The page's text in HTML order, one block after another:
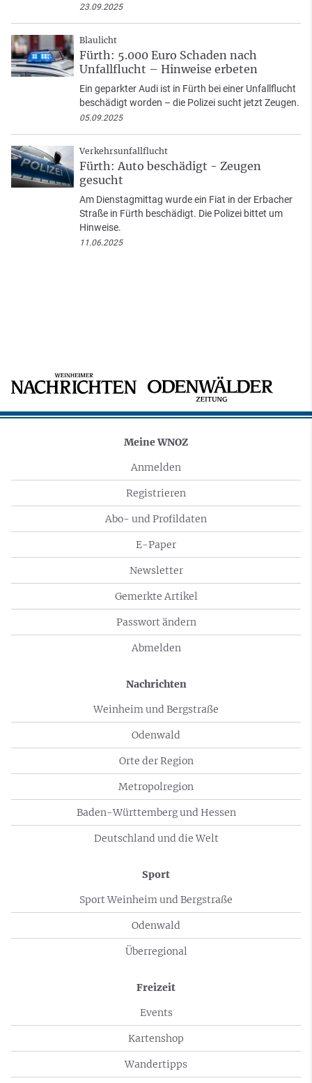
23.09.2025
Blaulicht
Fürth: 5.000 Euro Schaden nach
Unfallflucht – Hinweise erbeten
Ein geparkter Audi ist in Fürth bei einer Unfallflucht
beschädigt worden – die Polizei sucht jetzt Zeugen.
05.09.2025
Verkehrsunfallflucht
Fürth: Auto beschädigt - Zeugen
gesucht
Am Dienstagmittag wurde ein Fiat in der Erbacher
Straße in Fürth beschädigt. Die Polizei bittet um
Hinweise.
11.06.2025
Meine WNOZ
Anmelden
Registrieren
Abo- und Profildaten
E-Paper
Newsletter
Gemerkte Artikel
Passwort ändern
Abmelden
Nachrichten
Weinheim und Bergstraße
Odenwald
Orte der Region
Metropolregion
Baden-Württemberg und Hessen
Deutschland und die Welt
Sport
Sport Weinheim und Bergstraße
Odenwald
Überregional
Freizeit
Events
Kartenshop
Wandertipps